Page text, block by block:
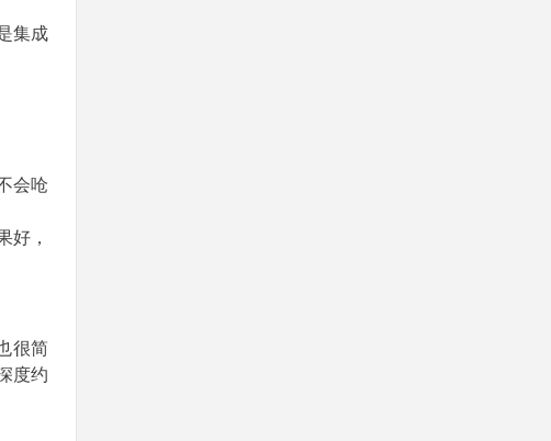
集成
会呛
好，
很简
度约